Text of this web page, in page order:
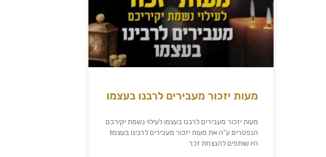
מעות יזכור מעבירים לרבנו בעצמו
מעות יזכור מעבירים לרבנו בעצמו לעילוי נשמת יקירכם
הנפטרים ע"ה את מעות יזכור מעבירים לרבינו בעצמו!
היו שותפים להנצחת זכר